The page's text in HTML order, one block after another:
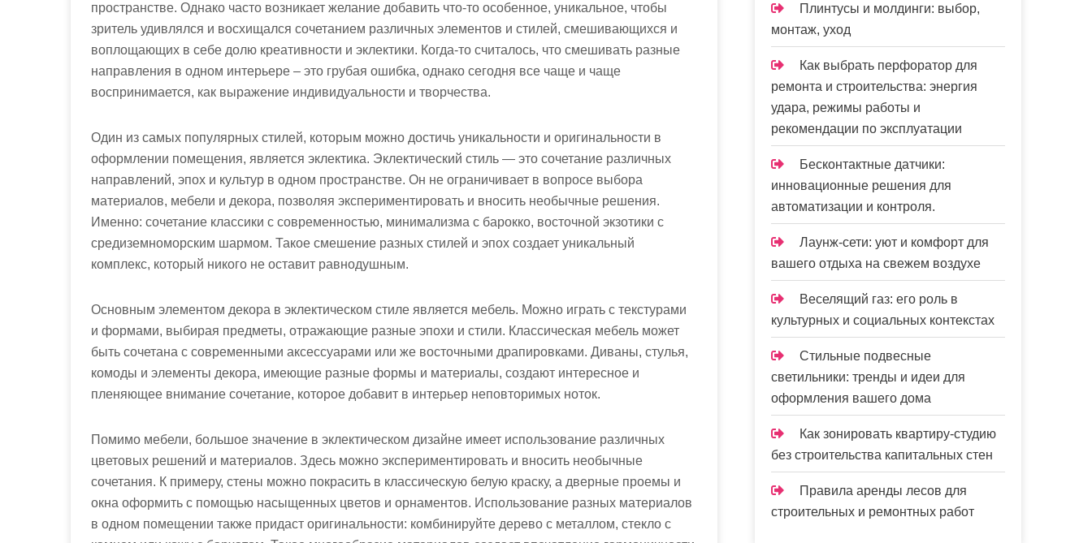
пространстве. Однако часто возникает желание добавить что-то особенное, уникальное, чтобы
зритель удивлялся и восхищался сочетанием различных элементов и стилей, смешивающихся и
воплощающих в себе долю креативности и эклектики. Когда-то считалось, что смешивать разные
направления в одном интерьере – это грубая ошибка, однако сегодня все чаще и чаще
воспринимается, как выражение индивидуальности и творчества.
Один из самых популярных стилей, которым можно достичь уникальности и оригинальности в
оформлении помещения, является эклектика. Эклектический стиль — это сочетание различных
направлений, эпох и культур в одном пространстве. Он не ограничивает в вопросе выбора
материалов, мебели и декора, позволяя экспериментировать и вносить необычные решения.
Именно: сочетание классики с современностью, минимализма с барокко, восточной экзотики с
средиземноморским шармом. Такое смешение разных стилей и эпох создает уникальный
комплекс, который никого не оставит равнодушным.
Основным элементом декора в эклектическом стиле является мебель. Можно играть с текстурами
и формами, выбирая предметы, отражающие разные эпохи и стили. Классическая мебель может
быть сочетана с современными аксессуарами или же восточными драпировками. Диваны, стулья,
комоды и элементы декора, имеющие разные формы и материалы, создают интересное и
пленяющее внимание сочетание, которое добавит в интерьер неповторимых ноток.
Помимо мебели, большое значение в эклектическом дизайне имеет использование различных
цветовых решений и материалов. Здесь можно экспериментировать и вносить необычные
сочетания. К примеру, стены можно покрасить в классическую белую краску, а дверные проемы и
окна оформить с помощью насыщенных цветов и орнаментов. Использование разных материалов
в одном помещении также придаст оригинальности: комбинируйте дерево с металлом, стекло с
Плинтусы и молдинги: выбор,
монтаж, уход
Как выбрать перфоратор для
ремонта и строительства: энергия
удара, режимы работы и
рекомендации по эксплуатации
Бесконтактные датчики:
инновационные решения для
автоматизации и контроля.
Лаунж-сети: уют и комфорт для
вашего отдыха на свежем воздухе
Веселящий газ: его роль в
культурных и социальных контекстах
Стильные подвесные
светильники: тренды и идеи для
оформления вашего дома
Как зонировать квартиру-студию
без строительства капитальных стен
Правила аренды лесов для
строительных и ремонтных работ